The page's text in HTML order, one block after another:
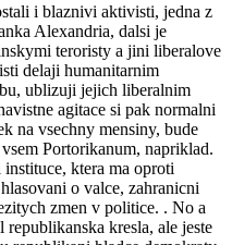
i blaznivi aktivisti, jedna z
Alexandria, dalsi je
teroristy a jini liberalove
delaji humanitarnim
ublizuji jejich liberalnim
agitace si pak normalni
na vsechny mensiny, bude
Portorikanum, napriklad.
ktera ma oproti
o valce, zahranicni
zmen v politice. . No a
republikanska kresla, ale jeste